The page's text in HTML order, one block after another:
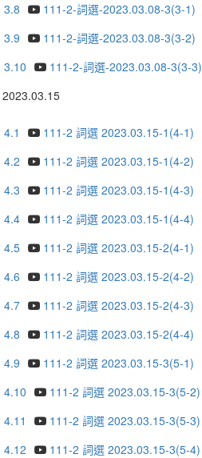
3.8
111-2-詞選-2023.03.08-3(3-1)
3.9
111-2-詞選-2023.03.08-3(3-2)
3.10
111-2-詞選-2023.03.08-3(3-3)
2023.03.15
4.1
111-2 詞選 2023.03.15-1(4-1)
4.2
111-2 詞選 2023.03.15-1(4-2)
4.3
111-2 詞選 2023.03.15-1(4-3)
4.4
111-2 詞選 2023.03.15-1(4-4)
4.5
111-2 詞選 2023.03.15-2(4-1)
4.6
111-2 詞選 2023.03.15-2(4-2)
4.7
111-2 詞選 2023.03.15-2(4-3)
4.8
111-2 詞選 2023.03.15-2(4-4)
4.9
111-2 詞選 2023.03.15-3(5-1)
4.10
111-2 詞選 2023.03.15-3(5-2)
4.11
111-2 詞選 2023.03.15-3(5-3)
4.12
111-2 詞選 2023.03.15-3(5-4)